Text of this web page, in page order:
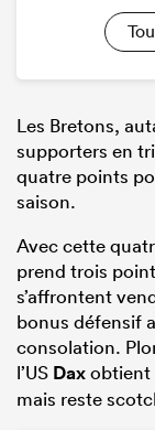
Les Bretons,
supporters en
quatre points
saison.
Avec cette
prend trois
s’affrontent
bonus défensif
consolation.
l’US Daxobtient
mais reste